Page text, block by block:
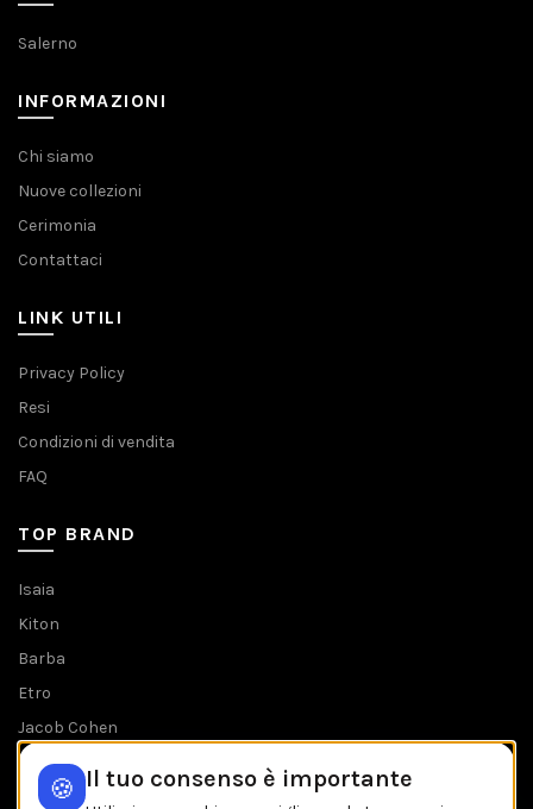
Salerno
INFORMAZIONI
Chi siamo
Nuove collezioni
Cerimonia
Contattaci
LINK UTILI
Privacy Policy
Resi
Condizioni di vendita
FAQ
TOP BRAND
Isaia
Kiton
Barba
Etro
Jacob Cohen
Tombolini
Tutti i brands
🍪 Il tuo consenso è importante